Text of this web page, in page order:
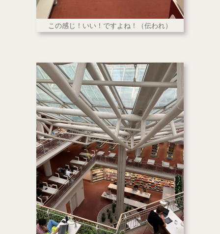
この感じ！いい！ですよね！（伝われ）